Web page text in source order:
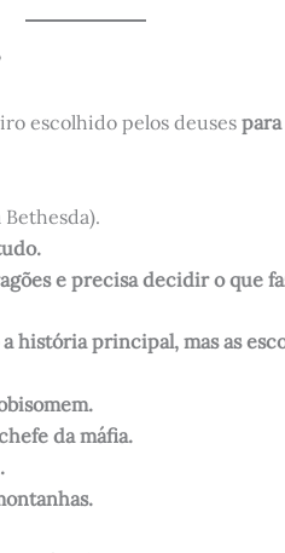
escolhido pelos deuses
e precisa decidir o que
a história principal, mas as
da máfia.